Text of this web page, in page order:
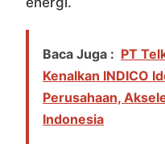
Baca Juga : PT
Kenalkan INDICO
Perusahaan,
Indonesia